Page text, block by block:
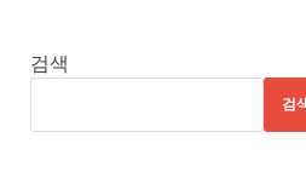
검색
검